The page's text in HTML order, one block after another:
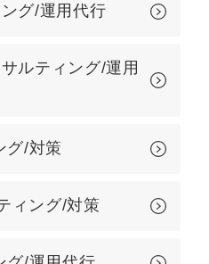
グ/運用代行
ルティング/運用
グ/対策
ィング/対策